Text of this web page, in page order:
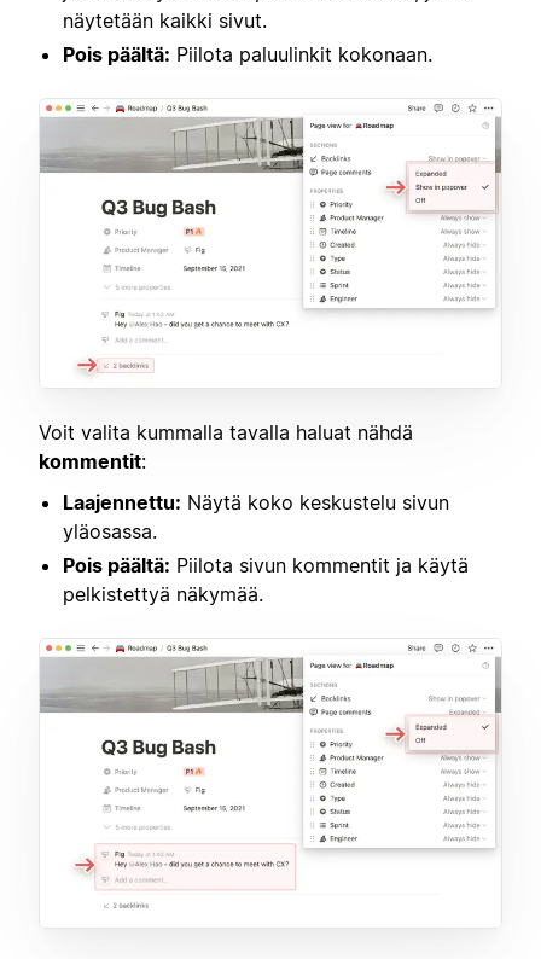
näytetään kaikki sivut.
Pois päältä: Piilota paluulinkit kokonaan.
Voit valita kummalla tavalla haluat nähdä
kommentit:
Laajennettu: Näytä koko keskustelu sivun
yläosassa.
Pois päältä: Piilota sivun kommentit ja käytä
pelkistettyä näkymää.